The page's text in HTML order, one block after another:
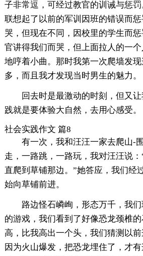
子非常逗，可经过教官的训诫与惩
联想起了以前的军训因班的错误而
哭，但现在不同，因校里的学生而
官讲得我们而哭，但上面拉人的一
地哼着小曲。那时我第一次爬墙发
多，而且我才发现当时男生的魅力。
回去时是最激动的时刻，但又
践就是要体验大自然，去用心感受。
社会实践作文 篇8
有一次，我和汪汪一家去爬山-
走，一路跳，一路玩，我对汪汪说
直爬到草铺那边。”她答应，我们经
始向草铺前进。
路边怪石嶙峋，形态万千，我
的游戏，我们看到了好像恐龙颈椎
高，比我高出一个头，我们猜测以前
因为火山爆发，把恐龙埋住了，才